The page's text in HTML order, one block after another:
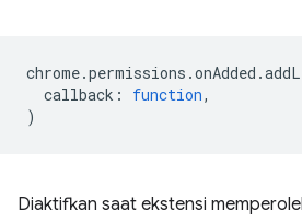
chrome.permissions .onAdded .
callback : function,
)
Diaktifkan saat ekstensi